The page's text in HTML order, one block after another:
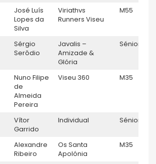
José Luís
Lopes da
Silva
Viriathvs
Runners Viseu
M55
Sérgio
Serôdio
Javalis –
Amizade &
Glória
Sénior M
Nuno Filipe
de
Almeida
Pereira
Viseu 360 M35
Vítor
Garrido
Individual Sénior M
Alexandre
Ribeiro
Os Santa
Apolónia
M35